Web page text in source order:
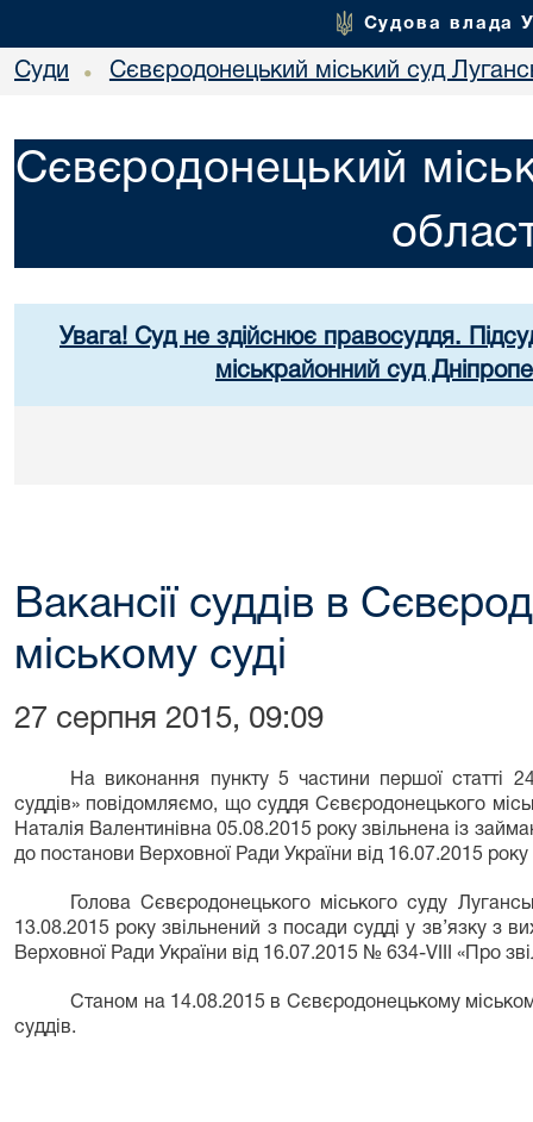
Судова влада
Суди • Сєвєродонецький міський суд
Сєвєродонецький
Увага! Суд не здійснює правосуддя.
міськрайонний суд
Вакансії суддів в
міському суді
27 серпня 2015, 09:09
На виконання пункту 5 частини першої статті 2
суддів» повідомляємо, що суддя Сєвєродонецького
Наталія Валентинівна 05.08.2015 рокузвільнена із
до постанови Верховної Ради України від 16.07.2015
Голова Сєвєродонецького міського суду
13.08.2015 року звільнений з посади суддіу зв’язку з
Верховної Ради України від 16.07.2015 № 634-VIІI «Про
Станом на 14.08.2015 в Сєвєродонецькому
суддів.